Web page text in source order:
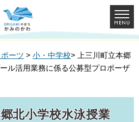
ーツ > 小・中学校> 上三川町立本郷
ル活用業務に係る公募型プロポーザ
北小学校水泳授業